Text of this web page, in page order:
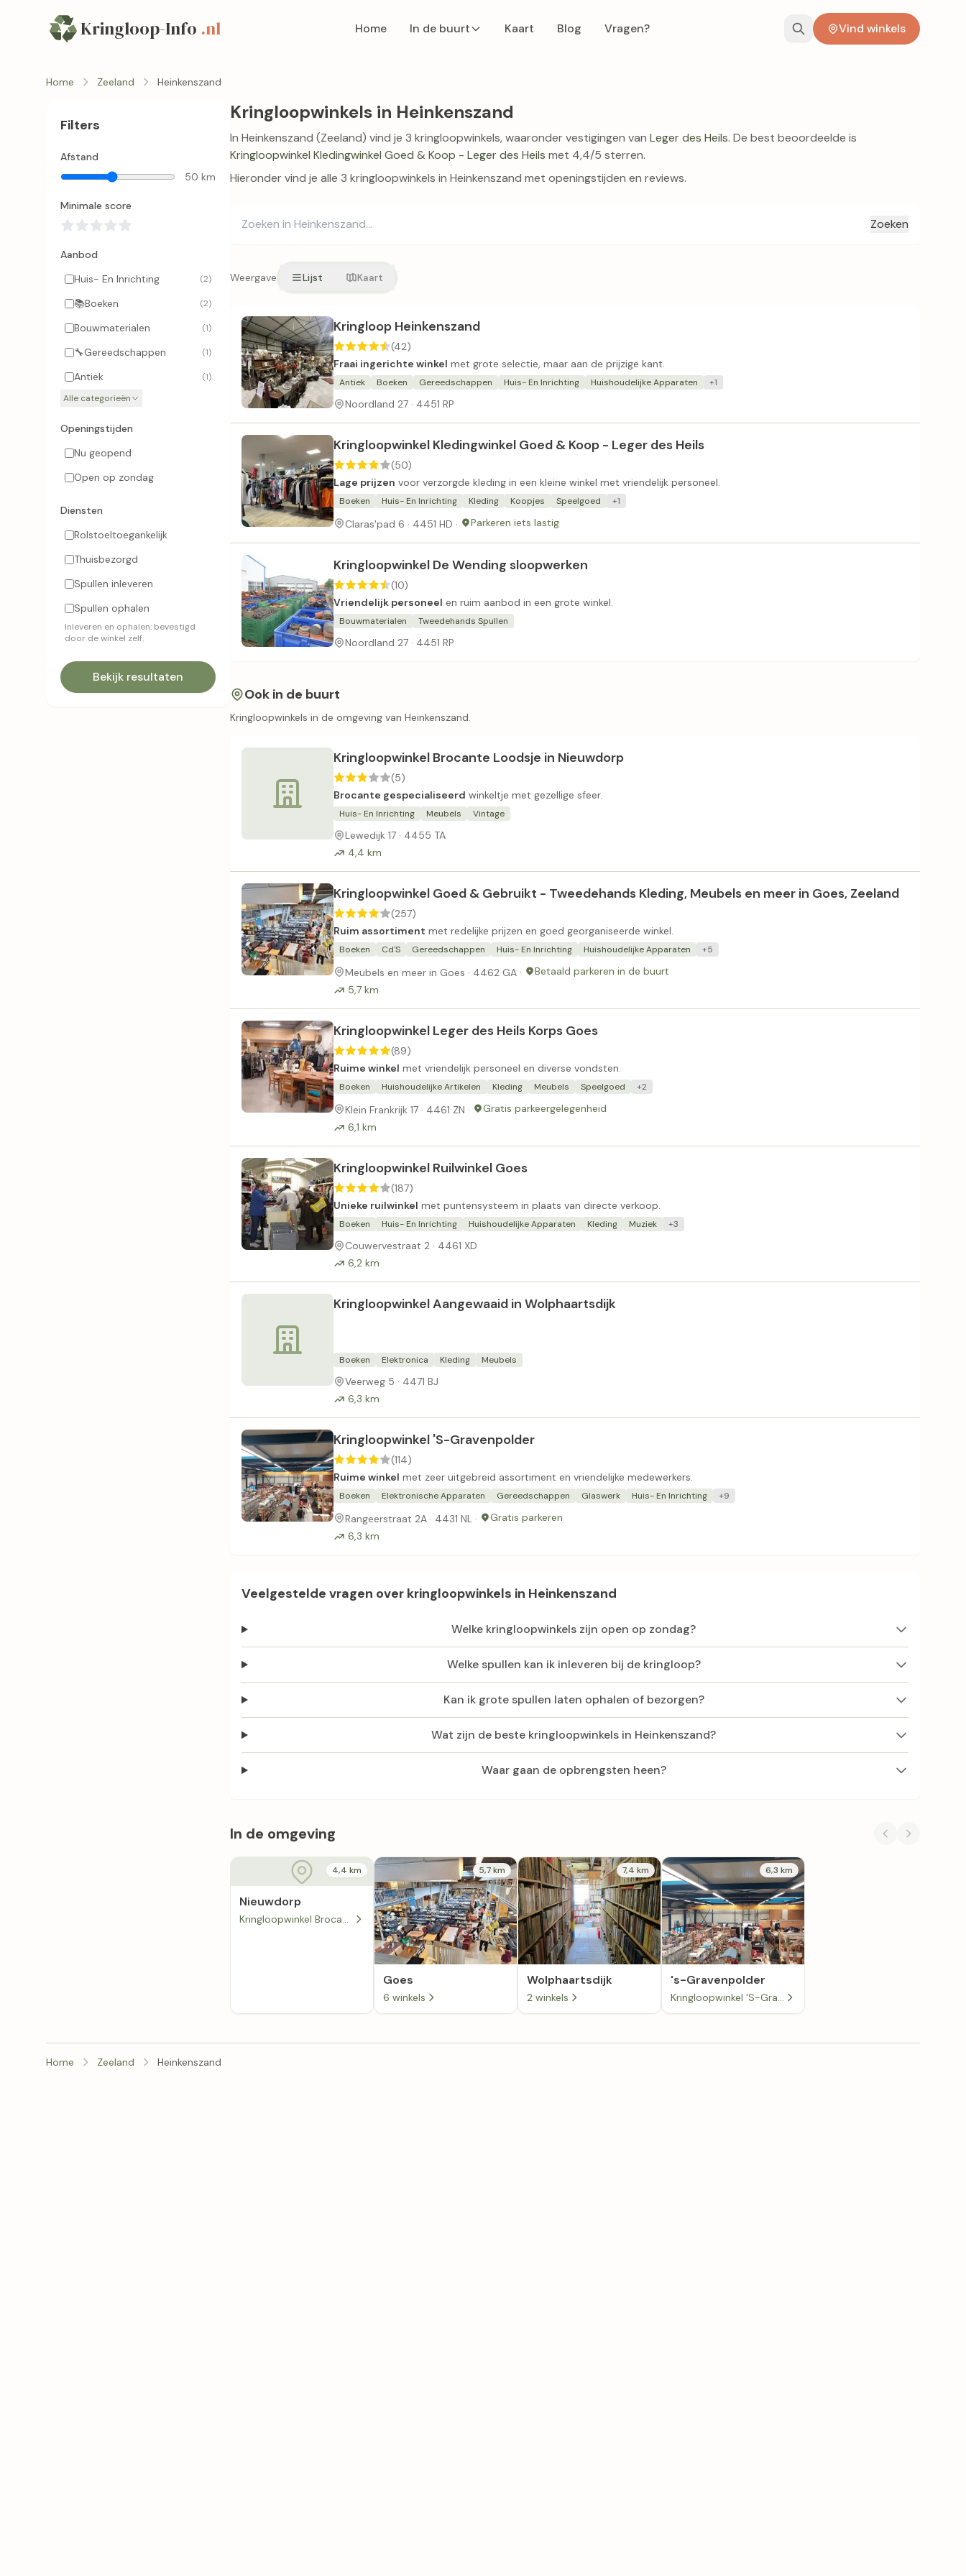
Kringloop-Info .nl Home In de buurt Kaart Blog Vragen? Vind winkels
Home Zeeland Heinkenszand
Filters
Afstand
50 km
Minimale score
Aanbod
Huis- En Inrichting
(2)
📚Boeken (2)
Bouwmaterialen (1)
🔧Gereedschappen (1)
Antiek
(1)
Alle categorieën
Openingstijden
Nu geopend
Open op zondag
Diensten
Rolstoeltoegankelijk
Thuisbezorgd
Spullen inleveren
Spullen ophalen
Inleveren en ophalen: bevestigd
door de winkel zelf.
Bekijk resultaten
Kringloopwinkels in Heinkenszand
In Heinkenszand (Zeeland) vind je 3 kringloopwinkels, waaronder vestigingen van Leger des Heils. De best beoordeelde is
Kringloopwinkel Kledingwinkel Goed & Koop - Leger des Heils met 4,4/5 sterren.
Hieronder vind je alle 3 kringloopwinkels in Heinkenszand met openingstijden en reviews.
Zoeken
Weergave Lijst Kaart
Kringloop Heinkenszand
(42)
Fraai ingerichte winkel met grote selectie, maar aan de prijzige kant.
Antiek Boeken Gereedschappen Huis- En Inrichting Huishoudelijke Apparaten +1
Noordland 27 · 4451 RP
Kringloopwinkel Kledingwinkel Goed & Koop - Leger des Heils
(50)
Lage prijzen voor verzorgde kleding in een kleine winkel met vriendelijk personeel.
Boeken Huis- En Inrichting Kleding Koopjes Speelgoed +1
Claras'pad 6 · 4451 HD · Parkeren iets lastig
Kringloopwinkel De Wending sloopwerken
(10)
Vriendelijk personeel en ruim aanbod in een grote winkel.
Bouwmaterialen Tweedehands Spullen
Noordland 27 · 4451 RP
Ook in de buurt
Kringloopwinkels in de omgeving van Heinkenszand.
Kringloopwinkel Brocante Loodsje in Nieuwdorp
(5)
Brocante gespecialiseerd winkeltje met gezellige sfeer.
Huis- En Inrichting Meubels Vintage
Lewedijk 17 · 4455 TA
4,4 km
Kringloopwinkel Goed & Gebruikt - Tweedehands Kleding, Meubels en meer in Goes, Zeeland
(257)
Ruim assortiment met redelijke prijzen en goed georganiseerde winkel.
Boeken Cd'S Gereedschappen Huis- En Inrichting Huishoudelijke Apparaten +5
Meubels en meer in Goes · 4462 GA ·
Betaald parkeren in de buurt
5,7 km
Kringloopwinkel Leger des Heils Korps Goes
(89)
Ruime winkel met vriendelijk personeel en diverse vondsten.
Boeken Huishoudelijke Artikelen Kleding Meubels Speelgoed +2
Klein Frankrijk 17 · 4461 ZN ·
Gratis parkeergelegenheid
6,1 km
Kringloopwinkel Ruilwinkel Goes
(187)
Unieke ruilwinkel met puntensysteem in plaats van directe verkoop.
Boeken Huis- En Inrichting Huishoudelijke Apparaten Kleding Muziek +3
Couwervestraat 2 · 4461 XD
6,2 km
Kringloopwinkel Aangewaaid in Wolphaartsdijk
Boeken Elektronica Kleding Meubels
Veerweg 5 · 4471 BJ
6,3 km
Kringloopwinkel 'S-Gravenpolder
(114)
Ruime winkel met zeer uitgebreid assortiment en vriendelijke medewerkers.
Boeken Elektronische Apparaten Gereedschappen Glaswerk Huis- En Inrichting +9
Rangeerstraat 2A · 4431 NL ·
Gratis parkeren
6,3 km
Veelgestelde vragen over kringloopwinkels in Heinkenszand
Welke kringloopwinkels zijn open op zondag?
Welke spullen kan ik inleveren bij de kringloop?
Kan ik grote spullen laten ophalen of bezorgen?
Wat zijn de beste kringloopwinkels in Heinkenszand?
Waar gaan de opbrengsten heen?
In de omgeving
4,4 km
Nieuwdorp
Kringloopwinkel Brocante Loodsje in Nieuwdorp
5,7 km
Goes
6 winkels
7,4 km
Wolphaartsdijk
2 winkels
6,3 km
's-Gravenpolder
Home Zeeland Heinkenszand